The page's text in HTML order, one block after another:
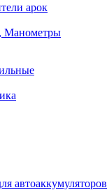
арок
Манометры
автоаккумуляторов